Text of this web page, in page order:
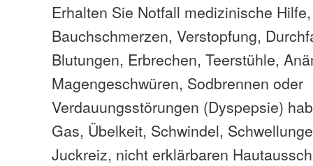
Erhalten Sie Notfall medizinische
Bauchschmerzen, Verstopfung,
Blutungen, Erbrechen, Teerstühle,
Magengeschwüren, Sodbrennen oder
Verdauungsstörungen (Dyspepsie)
Gas, Übelkeit, Schwindel,
Juckreiz, nicht erklärbaren